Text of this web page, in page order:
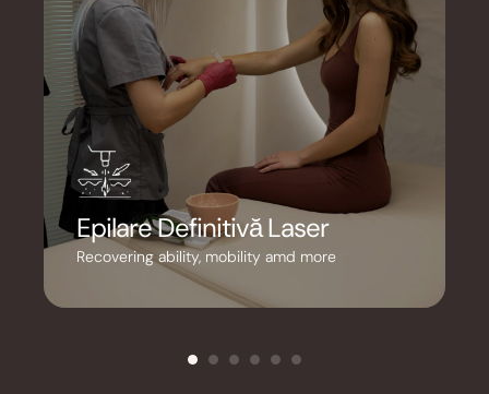
Epilare Definitivă Laser
Recovering ability, mobility amd more